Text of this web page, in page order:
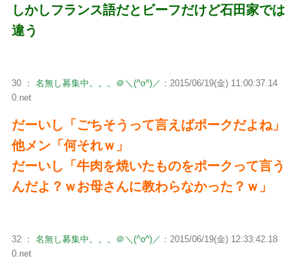
しかしフランス語だとビーフだけど石田家では
違う
30 ： 名無し募集中。。。＠＼(^o^)／ ：2015/06/19(金) 11:00:37.14
0.net
だーいし「ごちそうって言えばポークだよね」
他メン「何それｗ」
だーいし「牛肉を焼いたものをポークって言う
んだよ？ｗお母さんに教わらなかった？ｗ」
32 ： 名無し募集中。。。＠＼(^o^)／ ：2015/06/19(金) 12:33:42.18
0.net